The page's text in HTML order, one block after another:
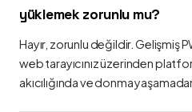
yüklemek zorunlu mu?
Hayır, zorunlu değildir. Gelişmiş
web tarayıcınız üzerinden
akıcılığında ve donma